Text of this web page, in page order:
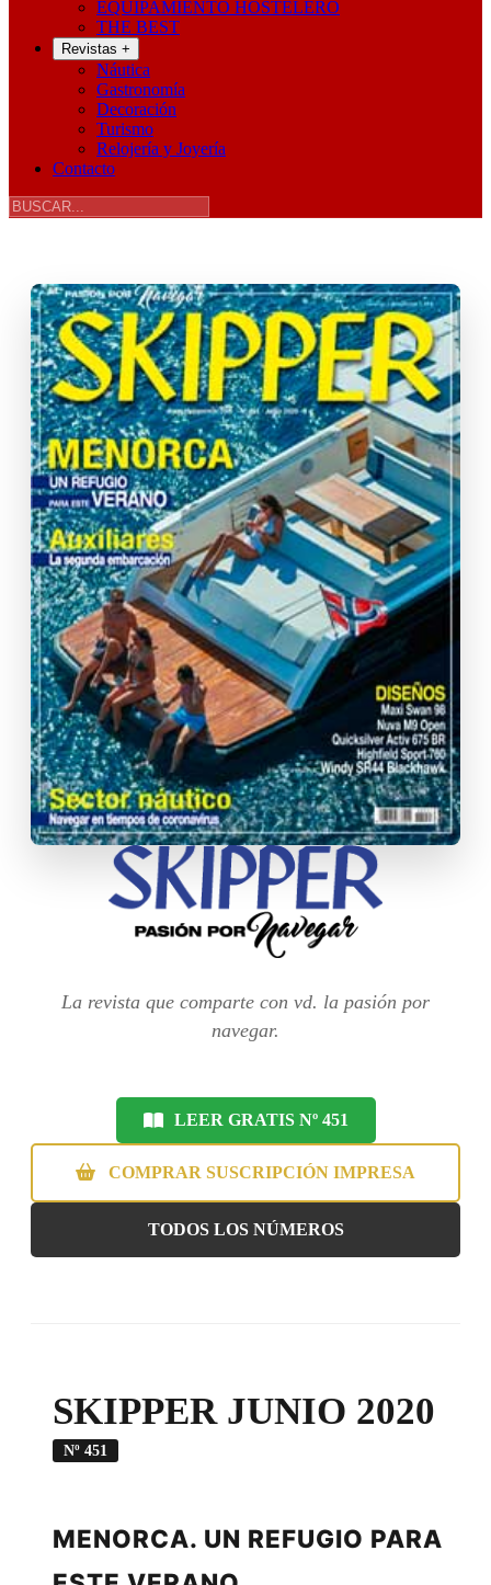
EQUIPAMIENTO HOSTELERO
THE BEST
Revistas +
Náutica
Gastronomía
Decoración
Turismo
Relojería y Joyería
Contacto
La revista que comparte con vd. la pasión por
navegar.
LEER GRATIS Nº 451
COMPRAR SUSCRIPCIÓN IMPRESA
TODOS LOS NÚMEROS
SKIPPER JUNIO 2020
Nº 451
MENORCA. UN REFUGIO PARA